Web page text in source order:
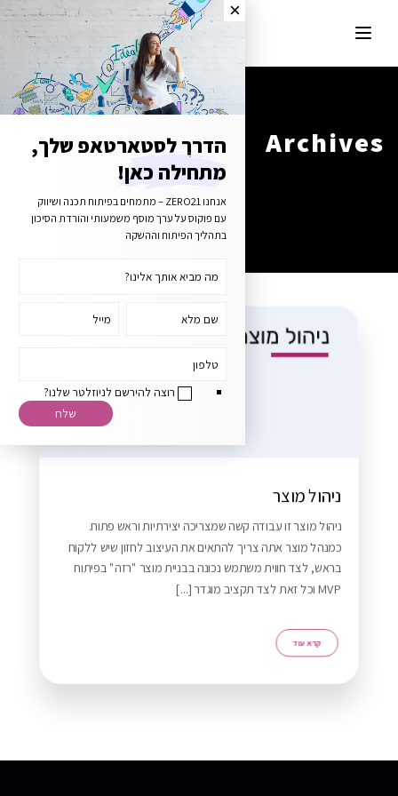
ZERO21 TEAM
Archives
Tag Archives for: "ניהול מוצר בסטרטאפ"
ניהול מוצר
ניהול מוצר זו עבודה קשה שמצריכה יצירתיות וראש פתוח.
כמנהל מוצר אתה צריך להתאים את העיצוב לחזון שיש ללקוח
בראש, לצד חווית משתמש נכונה בבניית מוצר "רזה" בפיתוח
MVP וכל זאת לצד תקציב מוגדר [...]
הדרך לסטארטאפ שלך,
מתחילה כאן!
בתהליך הפיתוח וההשקה